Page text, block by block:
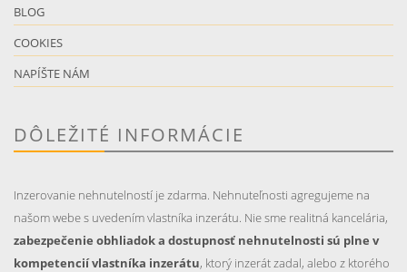
BLOG
COOKIES
NAPÍŠTE NÁM
DÔLEŽITÉ INFORMÁCIE
Inzerovanie nehnutelností je zdarma. Nehnuteľnosti agregujeme na
našom webe s uvedením vlastníka inzerátu. Nie sme realitná kancelária,
zabezpečenie obhliadok a dostupnosť nehnutelnosti sú plne v
kompetencií vlastníka inzerátu, ktorý inzerát zadal, alebo z ktorého